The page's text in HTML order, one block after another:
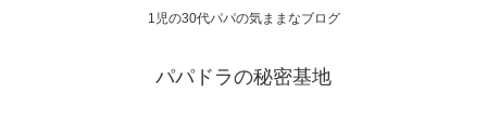
1児の30代パパの気ままなブログ
パパドラの秘密基地